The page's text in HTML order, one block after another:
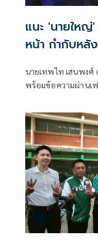
แนะ 'นายใหญ่'
หน้า กำกับหลั
นายเทพไท เสนพงศ์
พร้อมข้อความผ่านเ